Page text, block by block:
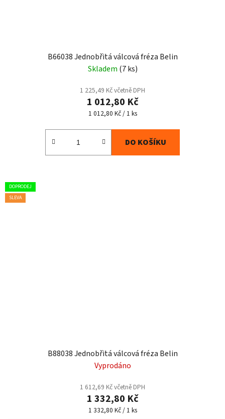
B66038 Jednobřitá válcová fréza Belin
Skladem (7 ks)
1 225,49 Kč včetně DPH
1 012,80 Kč
Měrná
1 012,80 Kč / 1 ks
DO KOŠÍKU
DOPRODEJ
SLEVA
B88038 Jednobřitá válcová fréza Belin
Vyprodáno
1 612,69 Kč včetně DPH
1 332,80 Kč
Měrná
1 332,80 Kč / 1 ks